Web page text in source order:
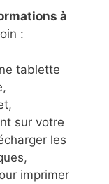
à
:
tablette
sur votre
les
imprimer